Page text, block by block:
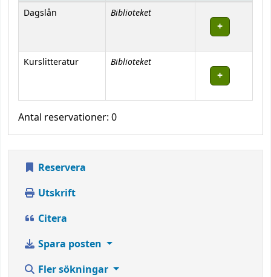
Bestånd
Dagslån
Biblioteket
Kurslitteratur Biblioteket
Antal reservationer: 0
Reservera
Utskrift
Citera
Spara posten
Fler sökningar